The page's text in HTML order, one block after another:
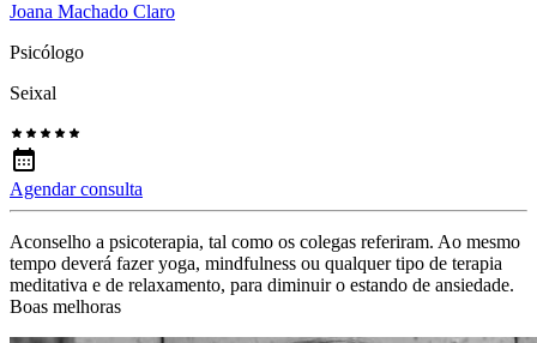
Joana Machado Claro
Psicólogo
Seixal
Agendar consulta
Aconselho a psicoterapia, tal como os colegas referiram. Ao mesmo
tempo deverá fazer yoga, mindfulness ou qualquer tipo de terapia
meditativa e de relaxamento, para diminuir o estando de ansiedade.
Boas melhoras